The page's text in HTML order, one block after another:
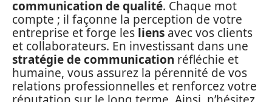
communication de qualité. Chaque mot
compte ; il façonne la perception de votre
entreprise et forge les liens avec vos clients
et collaborateurs. En investissant dans une
stratégie de communication réfléchie et
humaine, vous assurez la pérennité de vos
relations professionnelles et renforcez votre